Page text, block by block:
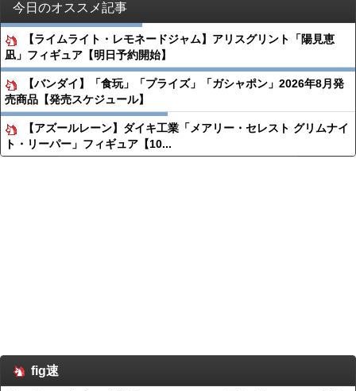
今日のオススメ記事
【ライムライト・レモネードジャム】アリスグリント「陽見恵
凪」フィギュア【明日予約開始】
【バンダイ】「食玩」「プライズ」「ガシャポン」2026年8月発
売商品【発売スケジュール】
【アズールレーン】ダイキ工業「メアリー・セレスト グリムナイ
ト・リーパー」フィギュア【10...
fig速